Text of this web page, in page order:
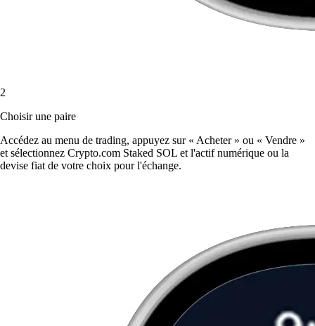
2
Choisir une paire
Accédez au menu de trading, appuyez sur « Acheter » ou « Vendre »
et sélectionnez Crypto.com Staked SOL et l'actif numérique ou la
devise fiat de votre choix pour l'échange.